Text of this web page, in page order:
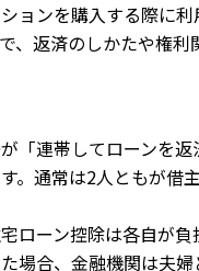
ョンを購入する際に
、返済のしかたや権利
「連帯してローンを
。通常は2人ともが借
ローン控除は各自が
場合、金融機関は夫